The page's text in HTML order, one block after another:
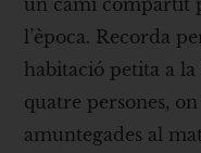
l’època. Recorda
habitació petita a
quatre persones,
amuntegades al